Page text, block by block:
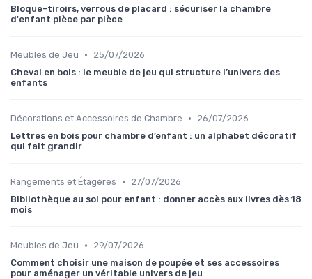
Bloque-tiroirs, verrous de placard : sécuriser la chambre
d'enfant pièce par pièce
Meubles de Jeu •
25/07/2026
Cheval en bois : le meuble de jeu qui structure l’univers des
enfants
Décorations et Accessoires de Chambre •
26/07/2026
Lettres en bois pour chambre d’enfant : un alphabet décoratif
qui fait grandir
Rangements et Étagères •
27/07/2026
Bibliothèque au sol pour enfant : donner accès aux livres dès 18
mois
Meubles de Jeu •
29/07/2026
Comment choisir une maison de poupée et ses accessoires
pour aménager un véritable univers de jeu